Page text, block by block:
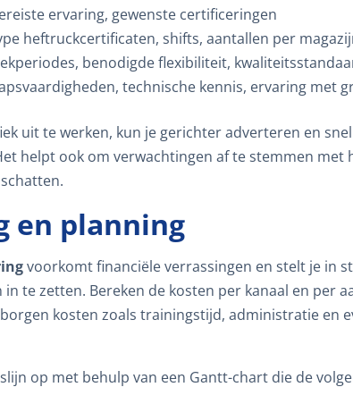
ervaring, gewenste certificeringen
heftruckcertificaten, shifts, aantallen per
benodigde flexibiliteit,
technische kennis, ervaring met
uit te werken, kun je gerichter adverteren en
helpt ook om verwachtingen af te stemmen met
en planning
voorkomt financiële verrassingen en stelt je in
te zetten. Bereken de kosten per kanaal en per
kosten zoals trainingstijd, administratie en
op met behulp van een Gantt-chart die de